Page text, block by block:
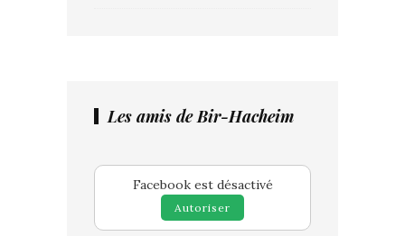
Les amis de Bir-Hacheim
Facebook est désactivé
Autoriser